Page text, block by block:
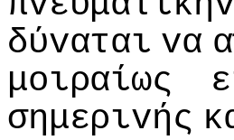
δύvαται vα
μoιραίως
σημεριvής